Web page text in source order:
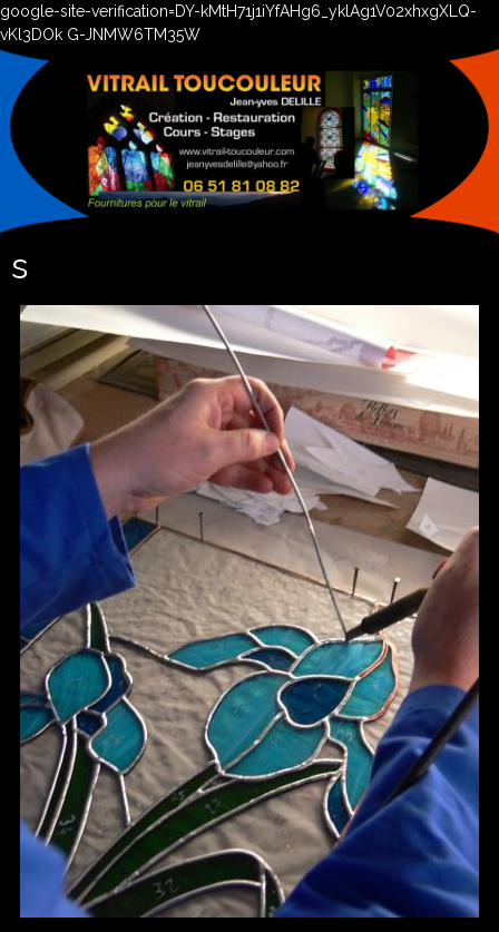
google-site-verification=DY-kMtH71j1iYfAHg6_yklAg1V02xhxgXLQ-
vKl3DOk G-JNMW6TM35W
s